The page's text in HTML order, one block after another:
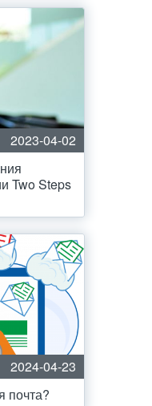
2023-04-02
Two Steps
2024-04-23
почта?